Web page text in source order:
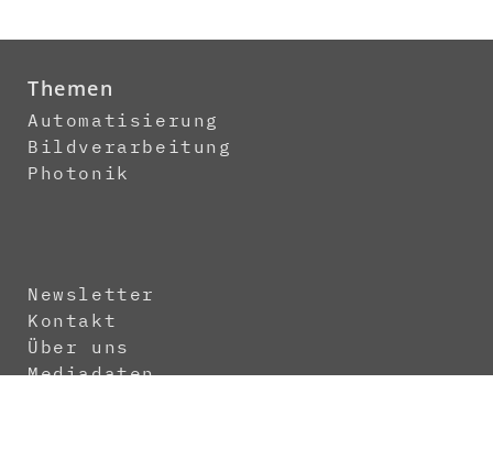
Themen
Automatisierung
Bildverarbeitung
Photonik
Newsletter
Kontakt
Über uns
Mediadaten